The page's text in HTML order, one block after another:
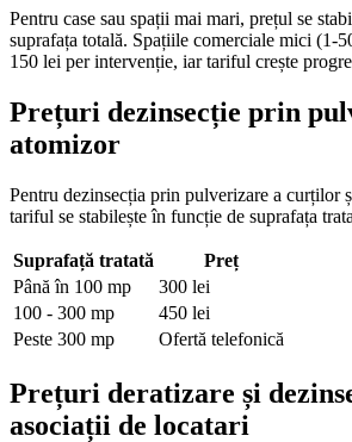
Pentru case sau spații mai mari, prețul se
suprafața totală. Spațiile comerciale mici (1-
150 lei per intervenție, iar tariful crește
Prețuri dezinsecție prin
atomizor
Pentru dezinsecția prin pulverizare a curților
tariful se stabilește în funcție de suprafața
Suprafață tratată
Preț
Până în 100 mp
300 lei
100 - 300 mp
450 lei
Peste 300 mp
Ofertă telefonică
Prețuri deratizare și
asociații de locatari